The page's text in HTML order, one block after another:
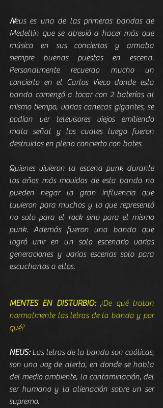
Neus es una de las primeras bandas de
Medellín que se atrevió a hacer más que
música en sus conciertos y armaba
siempre buenas puestas en escena.
Personalmente recuerdo mucho un
concierto en el Carlos Vieco donde esta
banda comenzó a tocar con 2 baterías al
mismo tiempo, varias canecas gigantes, se
podían ver televisores viejos emitiendo
mala señal y los cuales luego fueron
destruidos en pleno concierto con bates.
Quienes vivieron la escena punk durante
los años más movidos de esta banda no
pueden negar la gran influencia que
tuvieron para muchos y lo que representó
no solo para el rock sino para el mismo
punk. Además fueron una banda que
logró unir en un solo escenario varias
generaciones y varias escenas solo para
escucharlos a ellos.
MENTES EN DISTURBIO: ¿De qué tratan
normalmente las letras de la banda y por
qué?
NEUS: Las letras de la banda son caóticas,
son una voz de alerta, en donde se habla
del medio ambiente, la contaminación, del
ser humano y la alienación sobre un ser
supremo.